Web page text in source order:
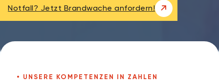
Notfall? Jetzt Brandwache anfordern!
UNSERE KOMPETENZEN IN ZAHLEN